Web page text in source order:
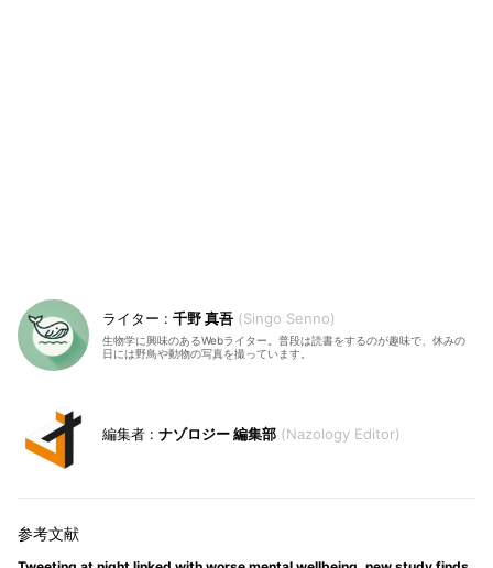
千野 真吾 Singo Senno
生物学に興味のあるWebライター。普段は読書をするのが趣味で、休みの
日には野鳥や動物の写真を撮っています。
ナゾロジー 編集部 Nazology Editor